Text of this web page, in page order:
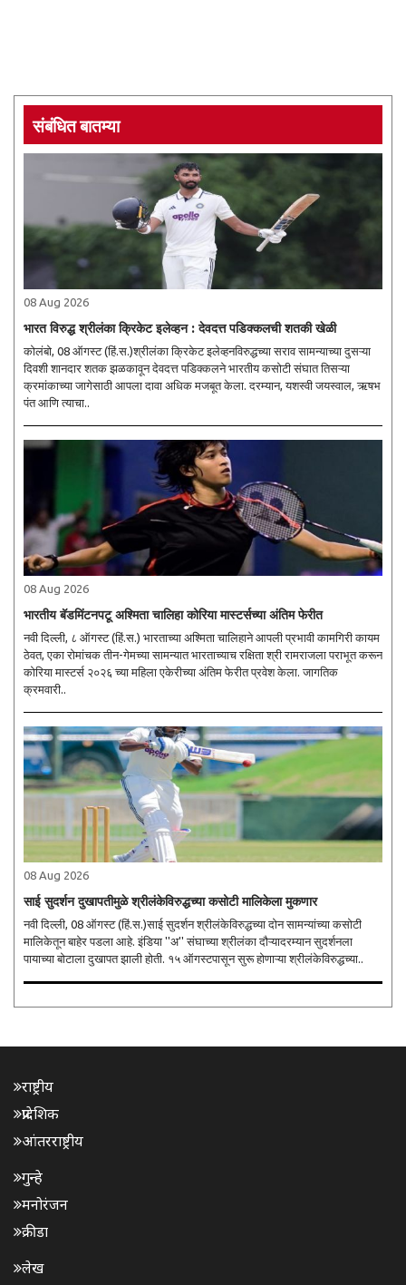
संबंधित बातम्या
08 Aug 2026
भारत विरुद्ध श्रीलंका क्रिकेट इलेव्हन : देवदत्त पडिक्कलची शतकी खेळी
कोलंबो, 08 ऑगस्ट (हिं.स.)श्रीलंका क्रिकेट इलेव्हनविरुद्धच्या सराव सामन्याच्या दुसऱ्या
दिवशी शानदार शतक झळकावून देवदत्त पडिक्कलने भारतीय कसोटी संघात तिसऱ्या
क्रमांकाच्या जागेसाठी आपला दावा अधिक मजबूत केला. दरम्यान, यशस्वी जयस्वाल, ऋषभ
पंत आणि त्याचा..
08 Aug 2026
भारतीय बॅडमिंटनपटू अश्मिता चालिहा कोरिया मास्टर्सच्या अंतिम फेरीत
नवी दिल्ली, ८ ऑगस्ट (हिं.स.) भारताच्या अश्मिता चालिहाने आपली प्रभावी कामगिरी कायम
ठेवत, एका रोमांचक तीन-गेमच्या सामन्यात भारताच्याच रक्षिता श्री रामराजला पराभूत करून
कोरिया मास्टर्स २०२६ च्या महिला एकेरीच्या अंतिम फेरीत प्रवेश केला. जागतिक
क्रमवारी..
08 Aug 2026
साई सुदर्शन दुखापतीमुळे श्रीलंकेविरुद्धच्या कसोटी मालिकेला मुकणार
नवी दिल्ली, 08 ऑगस्ट (हिं.स.)साई सुदर्शन श्रीलंकेविरुद्धच्या दोन सामन्यांच्या कसोटी
मालिकेतून बाहेर पडला आहे. इंडिया ''अ'' संघाच्या श्रीलंका दौऱ्यादरम्यान सुदर्शनला
पायाच्या बोटाला दुखापत झाली होती. १५ ऑगस्टपासून सुरू होणाऱ्या श्रीलंकेविरुद्धच्या..
राष्ट्रीय
प्रादेशिक
आंतरराष्ट्रीय
गुन्हे
मनोरंजन
क्रीडा
लेख